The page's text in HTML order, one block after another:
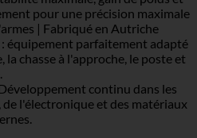
pour une précision maximale
| Fabriqué en Autriche
: équipement parfaitement adapté
la chasse à l'approche, le poste et
continu dans les
l'électronique et des matériaux